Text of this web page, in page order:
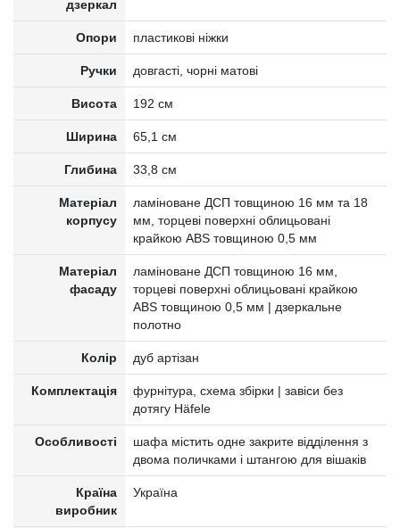
дзеркал
Опори пластикові ніжки
Ручки довгасті, чорні матові
Висота 192 см
Ширина 65,1 см
Глибина 33,8 см
Матеріал
корпусу
ламіноване ДСП товщиною 16 мм та 18
мм, торцеві поверхні облицьовані
крайкою ABS товщиною 0,5 мм
Матеріал
фасаду
ламіноване ДСП товщиною 16 мм,
торцеві поверхні облицьовані крайкою
ABS товщиною 0,5 мм | дзеркальне
полотно
Колір дуб артізан
Комплектація
фурнітура, схема збірки | завіси без
дотягу Häfele
Особливості
шафа містить одне закрите відділення з
двома поличками і штангою для вішаків
Країна
виробник
Україна